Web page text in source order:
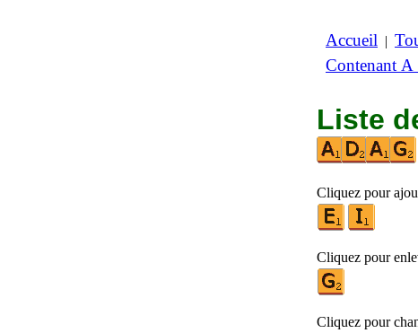
Accueil |
Contenant
Liste
Cliquez pour
Cliquez pour
Cliquez pour